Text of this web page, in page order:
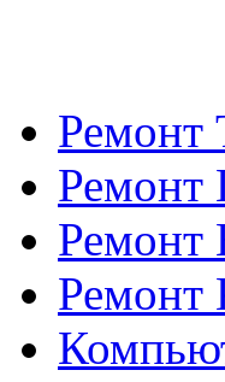
Ремонт
Ремонт
Ремонт
Ремонт